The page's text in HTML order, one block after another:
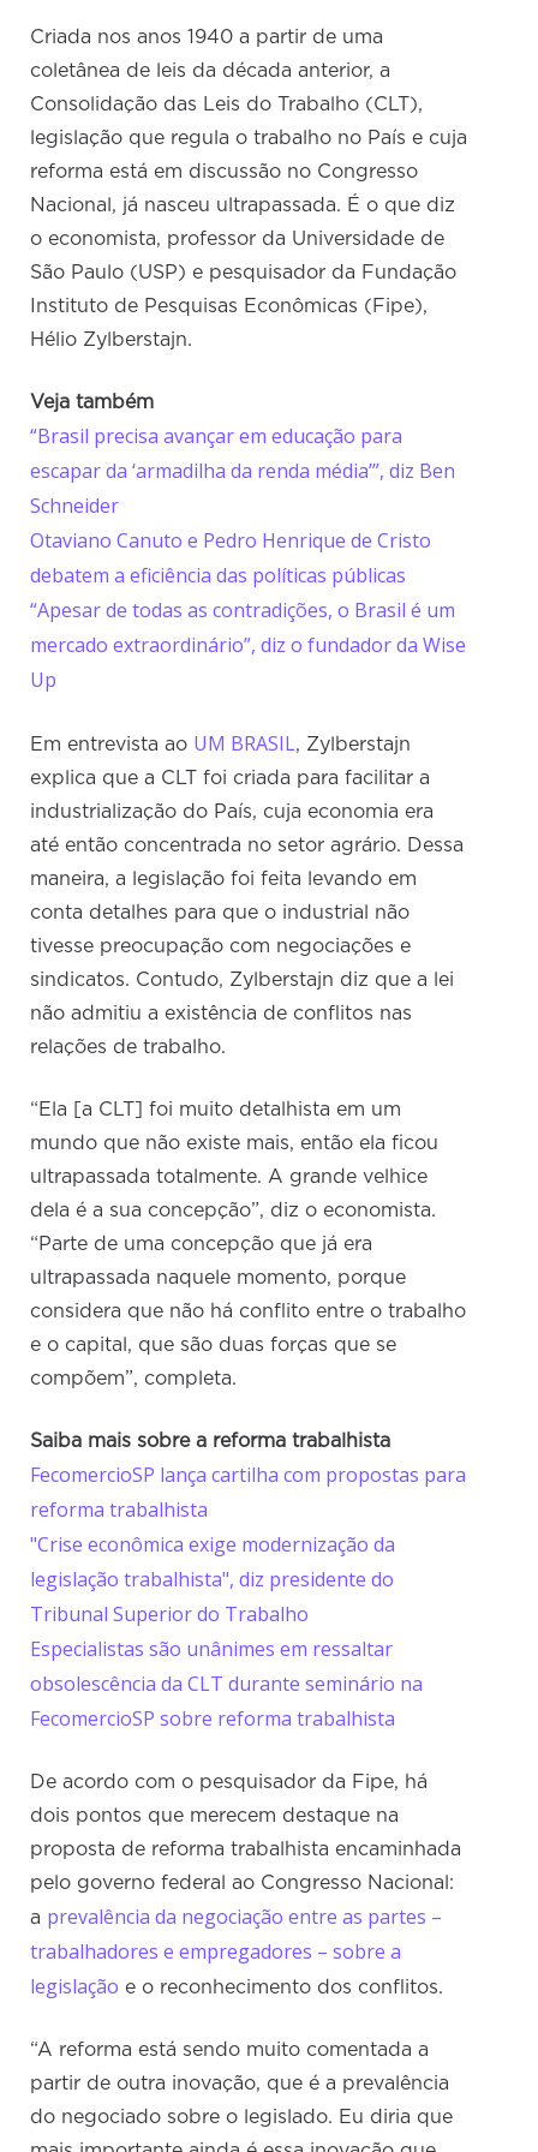
Criada nos anos 1940 a partir de uma
coletânea de leis da década anterior, a
Consolidação das Leis do Trabalho (CLT),
legislação que regula o trabalho no País e cuja
reforma está em discussão no Congresso
Nacional, já nasceu ultrapassada. É o que diz
o economista, professor da Universidade de
São Paulo (USP) e pesquisador da Fundação
Instituto de Pesquisas Econômicas (Fipe),
Hélio Zylberstajn.
Veja também
“Brasil precisa avançar em educação para
escapar da ‘armadilha da renda média’”, diz Ben
Schneider
Otaviano Canuto e Pedro Henrique de Cristo
debatem a eficiência das políticas públicas
“Apesar de todas as contradições, o Brasil é um
mercado extraordinário”, diz o fundador da Wise
Up
Em entrevista ao UM BRASIL, Zylberstajn
explica que a CLT foi criada para facilitar a
industrialização do País, cuja economia era
até então concentrada no setor agrário. Dessa
maneira, a legislação foi feita levando em
conta detalhes para que o industrial não
tivesse preocupação com negociações e
sindicatos. Contudo, Zylberstajn diz que a lei
não admitiu a existência de conflitos nas
relações de trabalho.
“Ela [a CLT] foi muito detalhista em um
mundo que não existe mais, então ela ficou
ultrapassada totalmente. A grande velhice
dela é a sua concepção”, diz o economista.
“Parte de uma concepção que já era
ultrapassada naquele momento, porque
considera que não há conflito entre o trabalho
e o capital, que são duas forças que se
compõem”, completa.
Saiba mais sobre a reforma trabalhista
FecomercioSP lança cartilha com propostas para
reforma trabalhista
"Crise econômica exige modernização da
legislação trabalhista", diz presidente do
Tribunal Superior do Trabalho
Especialistas são unânimes em ressaltar
obsolescência da CLT durante seminário na
FecomercioSP sobre reforma trabalhista
De acordo com o pesquisador da Fipe, há
dois pontos que merecem destaque na
proposta de reforma trabalhista encaminhada
pelo governo federal ao Congresso Nacional:
a prevalência da negociação entre as partes –
trabalhadores e empregadores – sobre a
legislação e o reconhecimento dos conflitos.
“A reforma está sendo muito comentada a
partir de outra inovação, que é a prevalência
do negociado sobre o legislado. Eu diria que